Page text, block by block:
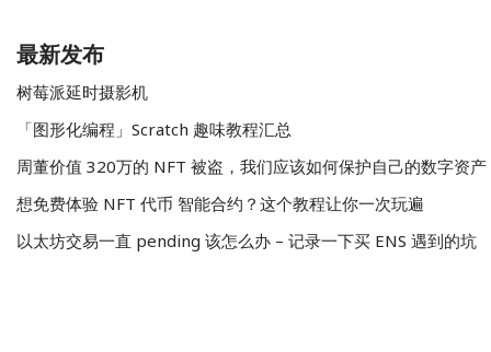
最新发布
树莓派延时摄影机
「图形化编程」Scratch 趣味教程汇总
周董价值 320万的 NFT 被盗，我们应该如何保护自己的数字资产
想免费体验 NFT 代币 智能合约？这个教程让你一次玩遍
以太坊交易一直 pending 该怎么办 – 记录一下买 ENS 遇到的坑